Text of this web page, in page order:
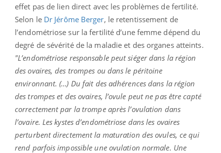
effet pas de lien direct avec les problèmes de fertilité.
Selon le Dr Jérôme Berger, le retentissement de
l’endométriose sur la fertilité d’une femme dépend du
degré de sévérité de la maladie et des organes atteints.
"L’endométriose responsable peut siéger dans la région
des ovaires, des trompes ou dans le péritoine
environnant. (…) Du fait des adhérences dans la région
des trompes et des ovaires, l’ovule peut ne pas être capté
correctement par la trompe après l’ovulation dans
l’ovaire. Les kystes d’endométriose dans les ovaires
perturbent directement la maturation des ovules, ce qui
rend parfois impossible une ovulation normale. Une